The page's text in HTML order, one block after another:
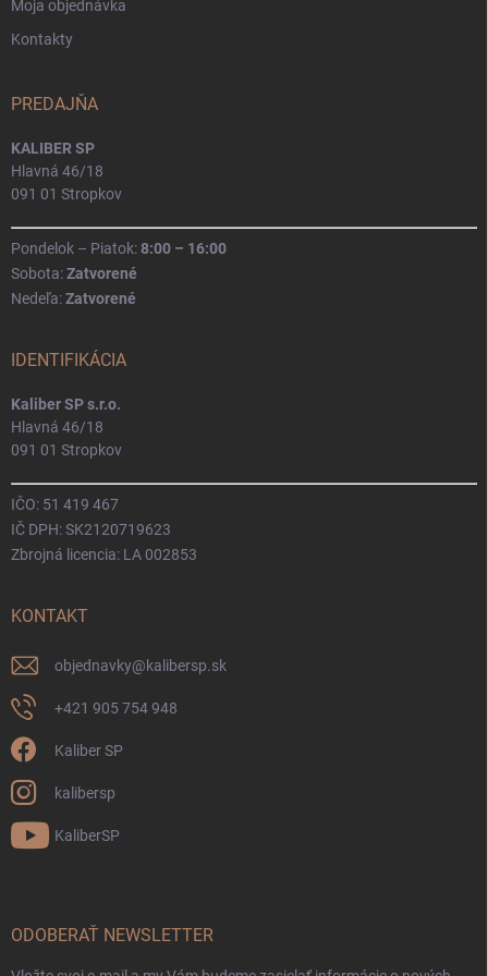
Moja objednávka
Kontakty
PREDAJŇA
KALIBER SP
Hlavná 46/18
091 01 Stropkov
Pondelok – Piatok:8:00 – 16:00
Sobota:Zatvorené
Nedeľa:Zatvorené
IDENTIFIKÁCIA
Kaliber SP s.r.o.
Hlavná 46/18
091 01 Stropkov
IČO: 51 419 467
IČ DPH: SK2120719623
Zbrojná licencia: LA 002853
KONTAKT
objednavky@kalibersp.sk
+421 905 754 948
Kaliber SP
kalibersp
KaliberSP
ODOBERAŤ NEWSLETTER